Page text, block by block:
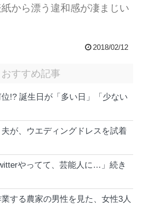
から漂う違和感が凄まじい
2018/02/12
おすすめ記事
!? 誕生日が「多い日」「少ない
が、ウエディングドレスを試着
やってて、芸能人に…」続き
する農家の男性を見た、女性3人